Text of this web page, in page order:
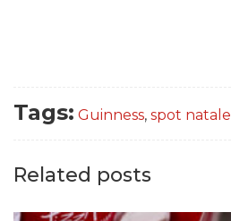
Tags: Guinness, spot natale
Related posts